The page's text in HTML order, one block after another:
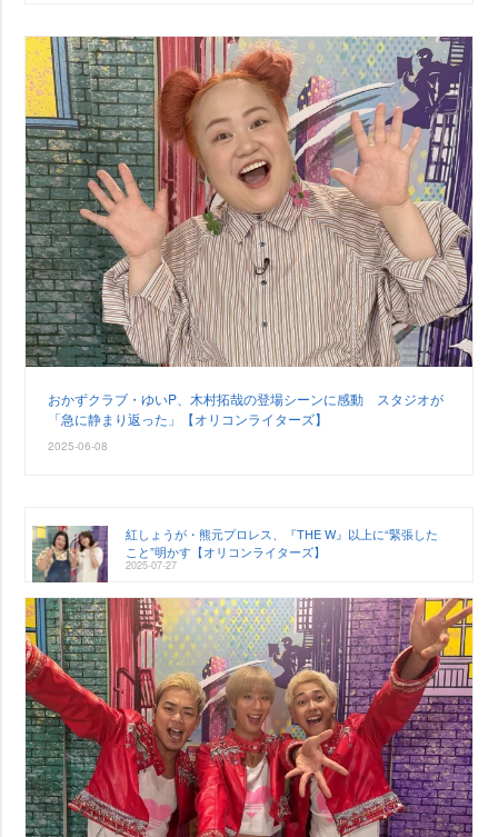
おかずクラブ・ゆいP、木村拓哉の登場シーンに感動 スタジオが
「急に静まり返った」【オリコンライターズ】
2025-06-08
紅しょうが・熊元プロレス、『THE W』以上に“緊張した
こと”明かす【オリコンライターズ】
2025-07-27